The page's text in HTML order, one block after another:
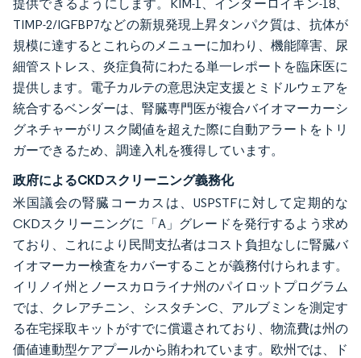
提供できるようにします。KIM-1、インターロイキン-18、
TIMP-2/IGFBP7などの新規発現上昇タンパク質は、抗体が
規模に達するとこれらのメニューに加わり、機能障害、尿
細管ストレス、炎症負荷にわたる単一レポートを臨床医に
提供します。電子カルテの意思決定支援とミドルウェアを
統合するベンダーは、腎臓専門医が複合バイオマーカーシ
グネチャーがリスク閾値を超えた際に自動アラートをトリ
ガーできるため、調達入札を獲得しています。
政府によるCKDスクリーニング義務化
米国議会の腎臓コーカスは、USPSTFに対して定期的な
CKDスクリーニングに「A」グレードを発行するよう求め
ており、これにより民間支払者はコスト負担なしに腎臓バ
イオマーカー検査をカバーすることが義務付けられます。
イリノイ州とノースカロライナ州のパイロットプログラム
では、クレアチニン、シスタチンC、アルブミンを測定す
る在宅採取キットがすでに償還されており、物流費は州の
価値連動型ケアプールから賄われています。欧州では、ド